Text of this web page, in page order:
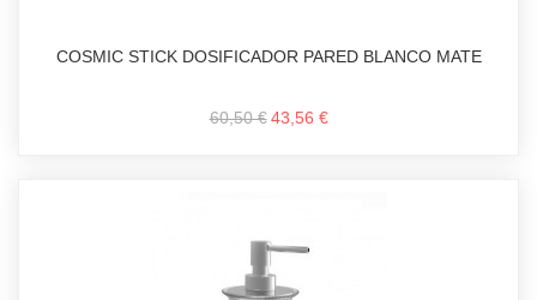
COSMIC STICK DOSIFICADOR PARED BLANCO MATE
60,50 € 43,56 €